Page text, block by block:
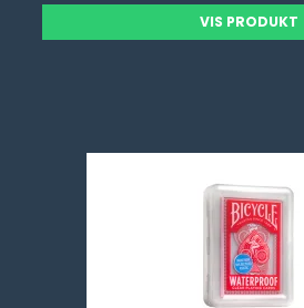
VIS PRODUKT